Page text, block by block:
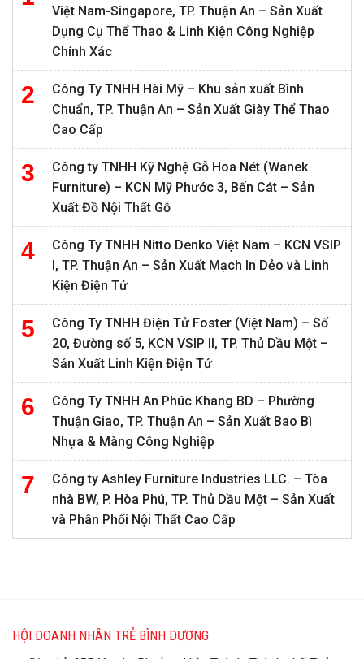
Việt Nam-Singapore, TP. Thuận An – Sản Xuất
Dụng Cụ Thể Thao & Linh Kiện Công Nghiệp
Chính Xác
Công Ty TNHH Hài Mỹ – Khu sản xuất Bình
Chuẩn, TP. Thuận An – Sản Xuất Giày Thể Thao
Cao Cấp
Công ty TNHH Kỹ Nghệ Gỗ Hoa Nét (Wanek
Furniture) – KCN Mỹ Phước 3, Bến Cát – Sản
Xuất Đồ Nội Thất Gỗ
Công Ty TNHH Nitto Denko Việt Nam – KCN VSIP
I, TP. Thuận An – Sản Xuất Mạch In Dẻo và Linh
Kiện Điện Tử
Công Ty TNHH Điện Tử Foster (Việt Nam) – Số
20, Đường số 5, KCN VSIP II, TP. Thủ Dầu Một –
Sản Xuất Linh Kiện Điện Tử
Công Ty TNHH An Phúc Khang BD – Phường
Thuận Giao, TP. Thuận An – Sản Xuất Bao Bì
Nhựa & Màng Công Nghiệp
Công ty Ashley Furniture Industries LLC. – Tòa
nhà BW, P. Hòa Phú, TP. Thủ Dầu Một – Sản Xuất
và Phân Phối Nội Thất Cao Cấp
HỘI DOANH NHÂN TRẺ BÌNH DƯƠNG